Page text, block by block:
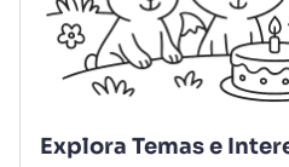
Explora Temas e